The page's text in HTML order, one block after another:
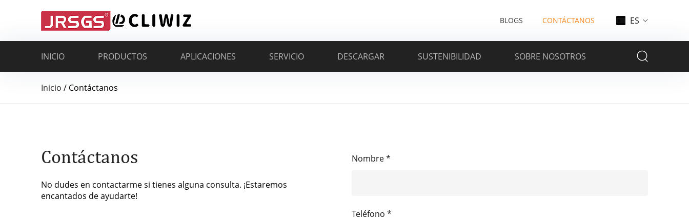
BLOGS CONTÁCTANOS ES
INICIO PRODUCTOS APLICACIONES SERVICIO DESCARGAR SUSTENIBILIDAD SOBRE NOSOTROS
Inicio / Contáctanos
Contáctanos
No dudes en contactarme si tienes alguna consulta. ¡Estaremos
encantados de ayudarte!
Nombre *
Teléfono *